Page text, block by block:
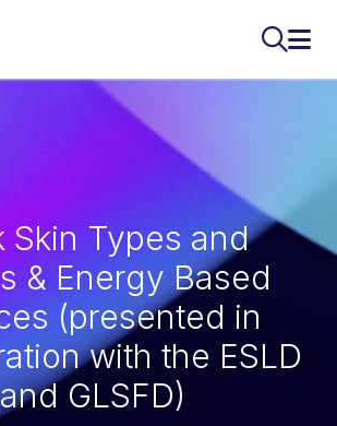
Skin Types and
& Energy Based
(presented in
with the ESLD
and GLSFD)